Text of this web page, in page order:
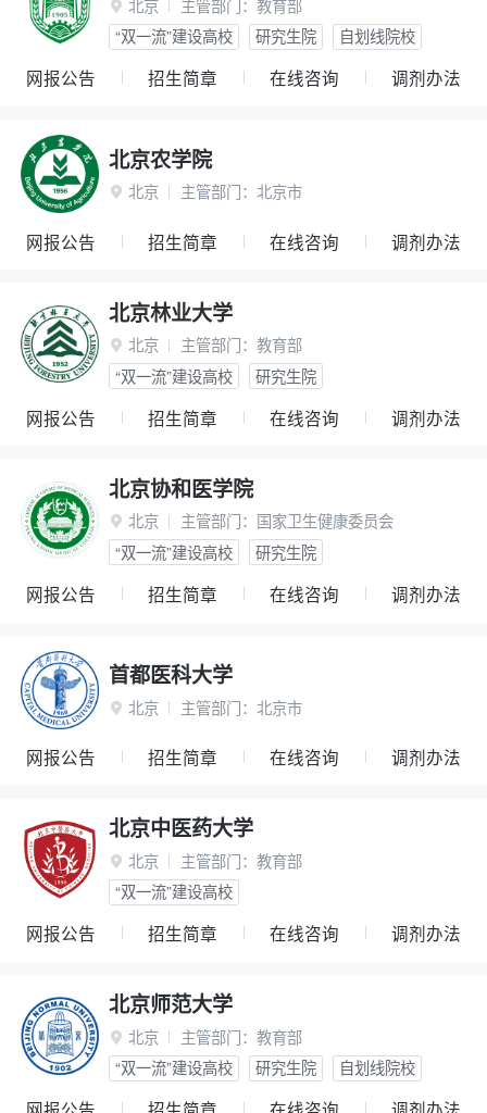
 北京 主管部门： 教育部
“双一流”建设高校
研究生院 自划线院校
网报公告 招生简章 在线咨询 调剂办法
北京农学院
 北京 主管部门： 北京市
网报公告 招生简章 在线咨询 调剂办法
北京林业大学
 北京 主管部门： 教育部
“双一流”建设高校
研究生院
网报公告 招生简章 在线咨询 调剂办法
北京协和医学院
 北京 主管部门： 国家卫生健康委员会
“双一流”建设高校
研究生院
网报公告 招生简章 在线咨询 调剂办法
首都医科大学
 北京 主管部门： 北京市
网报公告 招生简章 在线咨询 调剂办法
北京中医药大学
 北京 主管部门： 教育部
“双一流”建设高校
网报公告 招生简章 在线咨询 调剂办法
北京师范大学
 北京 主管部门： 教育部
“双一流”建设高校
研究生院 自划线院校